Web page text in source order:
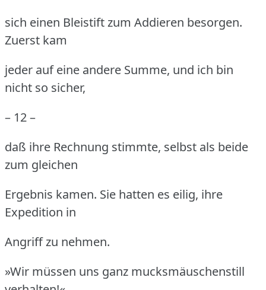
sich einen Bleistift zum Addieren besorgen.
Zuerst kam
jeder auf eine andere Summe, und ich bin
nicht so sicher,
– 12 –
daß ihre Rechnung stimmte, selbst als beide
zum gleichen
Ergebnis kamen. Sie hatten es eilig, ihre
Expedition in
Angriff zu nehmen.
»Wir müssen uns ganz mucksmäuschenstill